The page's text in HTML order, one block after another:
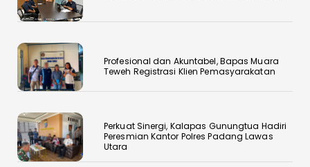
‎Profesional dan Akuntabel, Bapas Muara
Teweh Registrasi Klien Pemasyarakatan
Perkuat Sinergi, Kalapas Gunungtua Hadiri
Peresmian Kantor Polres Padang Lawas
Utara